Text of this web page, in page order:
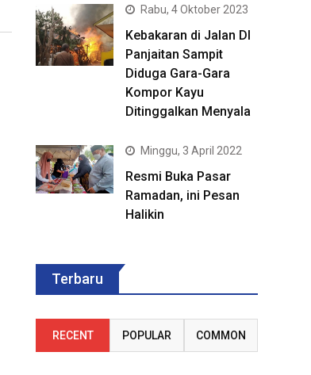
Rabu, 4 Oktober 2023
Kebakaran di Jalan DI
Panjaitan Sampit
Diduga Gara-Gara
Kompor Kayu
Ditinggalkan Menyala
Minggu, 3 April 2022
Resmi Buka Pasar
Ramadan, ini Pesan
Halikin
Terbaru
RECENT POPULAR COMMON